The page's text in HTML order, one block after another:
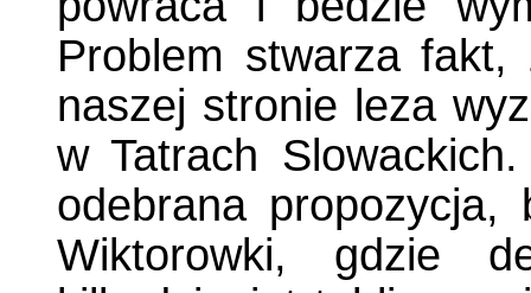
Problem stwarza
naszej stronie leza
w Tatrach
odebrana
Wiktorowki, gdzie